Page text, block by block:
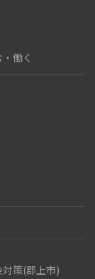
働く
策(郡上市)